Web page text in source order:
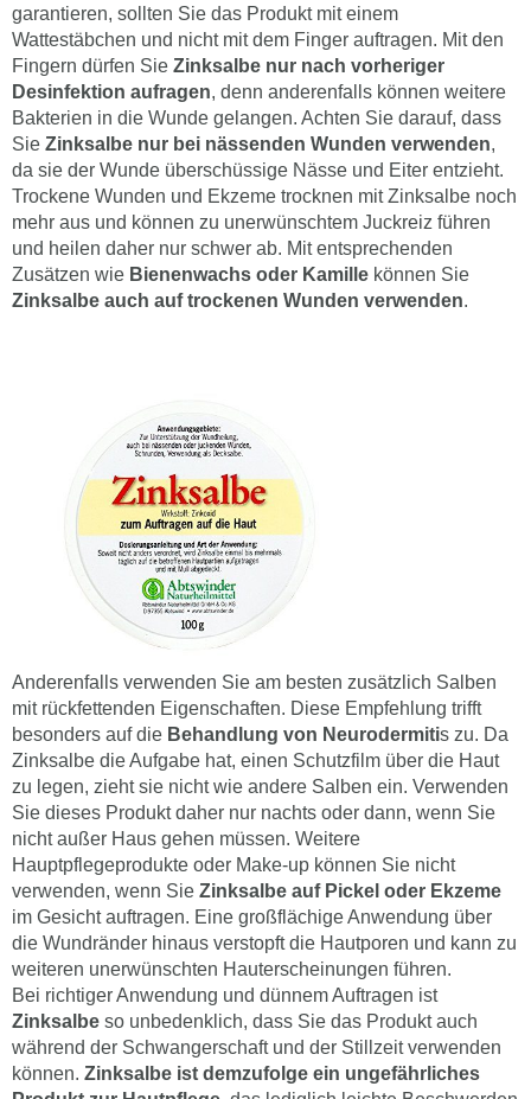
garantieren, sollten Sie das Produkt mit einem
Wattestäbchen und nicht mit dem Finger auftragen. Mit den
Fingern dürfen Sie Zinksalbe nur nach vorheriger
Desinfektion aufragen, denn anderenfalls können weitere
Bakterien in die Wunde gelangen. Achten Sie darauf, dass
Sie Zinksalbe nur bei nässenden Wunden verwenden,
da sie der Wunde überschüssige Nässe und Eiter entzieht.
Trockene Wunden und Ekzeme trocknen mit Zinksalbe noch
mehr aus und können zu unerwünschtem Juckreiz führen
und heilen daher nur schwer ab. Mit entsprechenden
Zusätzen wie Bienenwachs oder Kamille können Sie
Zinksalbe auch auf trockenen Wunden verwenden.
Anderenfalls verwenden Sie am besten zusätzlich Salben
mit rückfettenden Eigenschaften. Diese Empfehlung trifft
besonders auf die Behandlung von Neurodermitis zu. Da
Zinksalbe die Aufgabe hat, einen Schutzfilm über die Haut
zu legen, zieht sie nicht wie andere Salben ein. Verwenden
Sie dieses Produkt daher nur nachts oder dann, wenn Sie
nicht außer Haus gehen müssen. Weitere
Hauptpflegeprodukte oder Make-up können Sie nicht
verwenden, wenn Sie Zinksalbe auf Pickel oder Ekzeme
im Gesicht auftragen. Eine großflächige Anwendung über
die Wundränder hinaus verstopft die Hautporen und kann zu
weiteren unerwünschten Hauterscheinungen führen.
Bei richtiger Anwendung und dünnem Auftragen ist
Zinksalbe so unbedenklich, dass Sie das Produkt auch
während der Schwangerschaft und der Stillzeit verwenden
können. Zinksalbe ist demzufolge ein ungefährliches